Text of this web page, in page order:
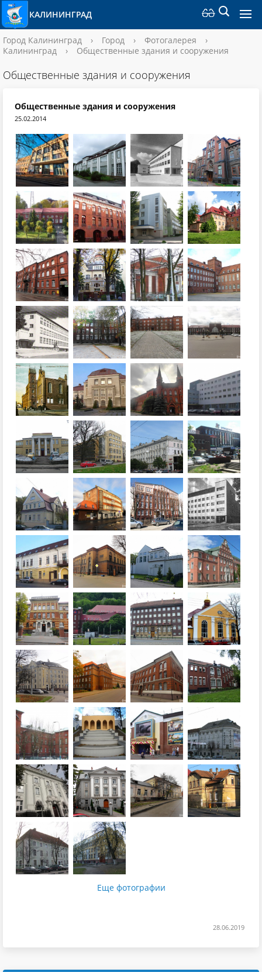
КАЛИНИНГРАД
Город Калининград › Город › Фотогалерея
›
Калининград
› Общественные здания и сооружения
Общественные здания и сооружения
Общественные здания и сооружения
25.02.2014
Еще фотографии
28.06.2019